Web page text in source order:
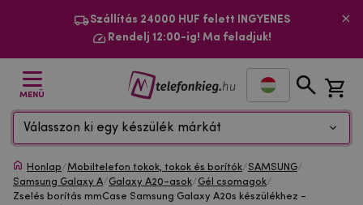
Szállítás 24000 HUF felett INGYENES
Rendelj 12:00-ig! Ma feladjuk!
MENÜ
Válasszon ki egy készülék márkát
Honlap/Mobiltelefon tokok, tokok és borítók/SAMSUNG/
Samsung Galaxy A/Galaxy A20-asok/Gél csomagok/
Zselés borítás mmCase Samsung Galaxy A20s készülékhez -